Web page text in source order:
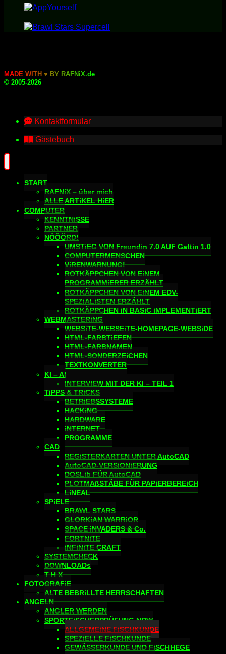
MADE W TH ♥ BY RAFN iX.de
© 2005-2026
Kontaktformular
Gästebuch
START
RAFNiX – über mich
ALLE ARTiKEL HiER
COMPUTER
KENNTNiSSE
PARTNER
NÖÖÖRD!
UMSTiEG VON Freundin 7.0 AUF Gattin 1.0
COMPUTERMENSCHEN
ViRENWARNUNG!
ROTKÄPPCHEN VON EiNEM
PROGRAMMiERER ERZÄHLT
ROTKÄPPCHEN VON EiNEM EDV-
SPEZiALiSTEN ERZÄHLT
ROTKÄPPCHEN iN BASiC iMPLEMENTiERT
WEBMASTERiNG
WEBSiTE-WEBSEiTE-HOMEPAGE-WEBSiDE
HTML-FARBTiEFEN
HTML-FARBNAMEN
HTML-SONDERZEiCHEN
TEXTKONVERTER
KI – AI
INTERVIEW MIT DER KI – TEIL 1
TiPPS & TRiCKS
BETRiEBSSYSTEME
HACKiNG
HARDWARE
iNTERNET
PROGRAMME
CAD
REGiSTERKARTEN UNTER AutoCAD
AutoCAD-VERSiONiERUNG
DOSLib FÜR AutoCAD
PLOTMAßSTÄBE FÜR PAPiERBEREiCH
LiNEAL
SPiELE
BRAWL STARS
GLORKiAN WARRiOR
SPACE iNVADERS & Co.
FORTNiTE
iNFiNiTE CRAFT
SYSTEMCHECK
DOWNLOADs
T H X
FOTOGRAFiE
ALTE BEBRiLLTE HERRSCHAFTEN
ANGELN
ANGLER WERDEN
SPORTFiSCHERPRÜFUNG NRW
ALLGEMEiNE FiSCHKUNDE
SPEZiELLE FiSCHKUNDE
GEWÄSSERKUNDE UND FiSCHHEGE